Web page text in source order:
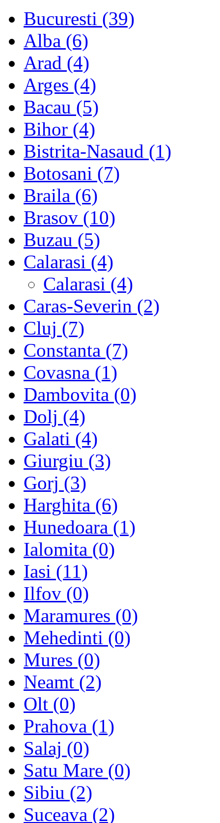
Bucuresti (39)
Alba (6)
Arad (4)
Arges (4)
Bacau (5)
Bihor (4)
Bistrita-Nasaud (1)
Botosani (7)
Braila (6)
Brasov (10)
Buzau (5)
Calarasi (4)
Calarasi (4)
Caras-Severin (2)
Cluj (7)
Constanta (7)
Covasna (1)
Dambovita (0)
Dolj (4)
Galati (4)
Giurgiu (3)
Gorj (3)
Harghita (6)
Hunedoara (1)
Ialomita (0)
Iasi (11)
Ilfov (0)
Maramures (0)
Mehedinti (0)
Mures (0)
Neamt (2)
Olt (0)
Prahova (1)
Salaj (0)
Satu Mare (0)
Sibiu (2)
Suceava (2)